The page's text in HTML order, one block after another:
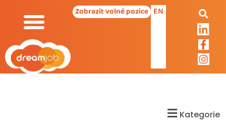
Zobrazit volné pozice EN
Kategorie